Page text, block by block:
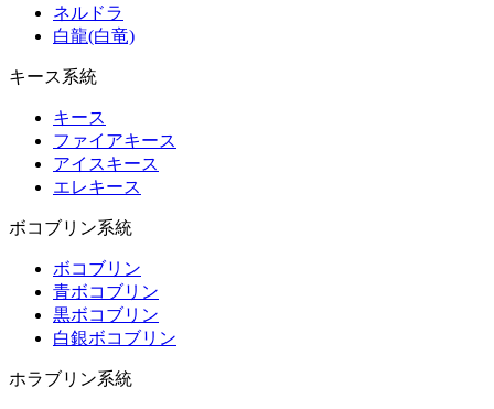
ネルドラ
白龍(白竜)
キース系統
キース
ファイアキース
アイスキース
エレキース
ボコブリン系統
ボコブリン
青ボコブリン
黒ボコブリン
白銀ボコブリン
ホラブリン系統